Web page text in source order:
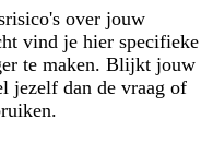
over jouw
vind je hier specifieke
te maken. Blijkt jouw
jezelf dan de vraag of